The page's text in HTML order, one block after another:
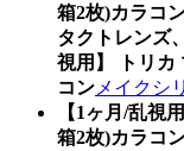
箱2枚)カラコ
タクトレンズ
視用】 トリカ
コン メイクシ
【1ヶ月/乱視
箱2枚)カラコ